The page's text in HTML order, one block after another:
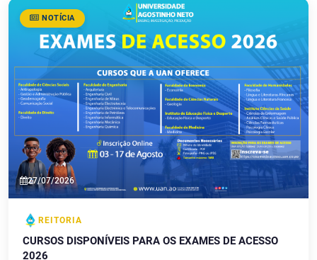
NOTÍCIA
27/07/2026
REITORIA
CURSOS DISPONÍVEIS PARA OS EXAMES DE ACESSO
2026